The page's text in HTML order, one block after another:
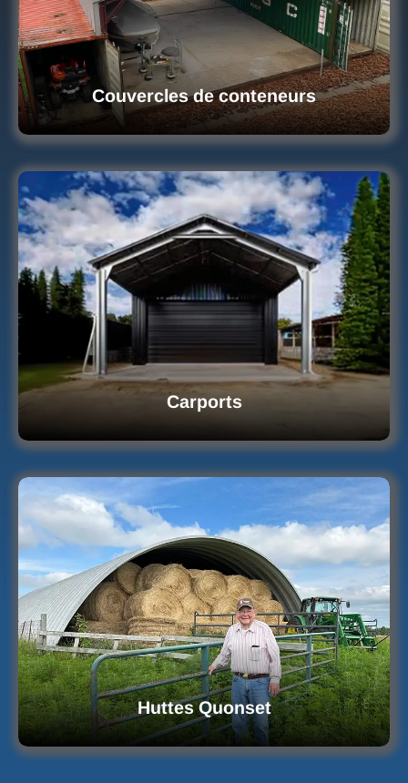
Couvercles de conteneurs
Carports
Huttes Quonset